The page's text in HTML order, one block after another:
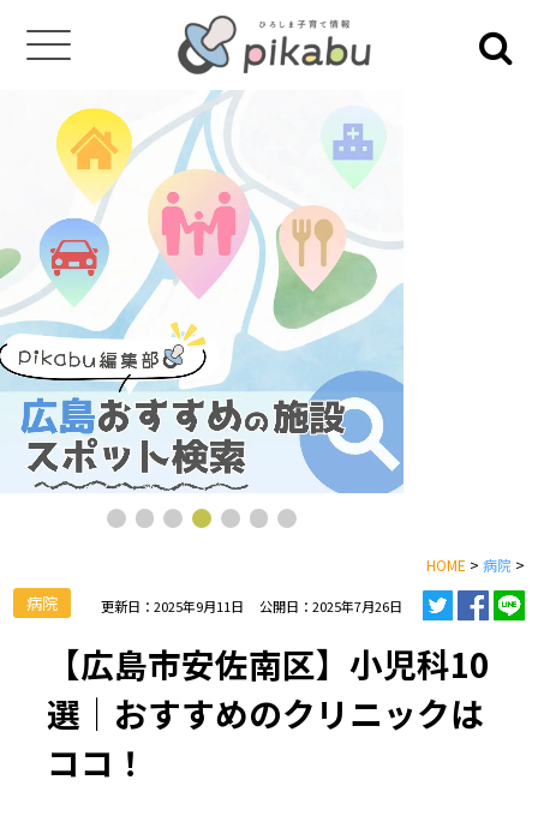
HOME > 病院 >
病院 更新日：2025年9月11日 公開日：2025年7月26日
【広島市安佐南区】小児科10
選｜おすすめのクリニックは
ココ！